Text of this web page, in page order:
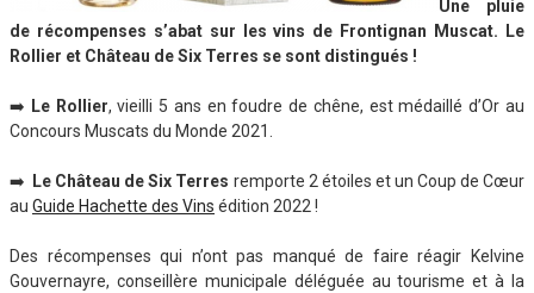
Une pluie
de récompenses s’abat sur les vins de Frontignan Muscat. Le
Rollier et Château de Six Terres se sont distingués !
➡️ Le Rollier, vieilli 5 ans en foudre de chêne, est médaillé d’Or au
Concours Muscats du Monde 2021.
➡️ Le Château de Six Terres remporte 2 étoiles et un Coup de Cœur
au Guide Hachette des Vins édition 2022 !
Des récompenses qui n’ont pas manqué de faire réagir Kelvine
Gouvernayre, conseillère municipale déléguée au tourisme et à la